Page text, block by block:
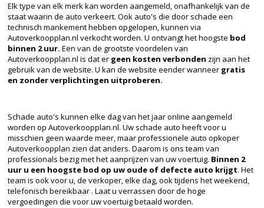
Elk type van elk merk kan worden aangemeld, onafhankelijk van de
staat waarin de auto verkeert. Ook auto's die door schade een
technisch mankement hebben opgelopen, kunnen via
Autoverkoopplan.nl verkocht worden. U ontvangt het hoogste bod
binnen 2 uur. Een van de grootste voordelen van
Autoverkoopplan.nl is dat er geen kosten verbonden zijn aan het
gebruik van de website. U kan de website eender wanneer gratis
en zonder verplichtingen uitproberen.
Schade auto's kunnen elke dag van het jaar online aangemeld
worden op Autoverkoopplan.nl. Uw schade auto heeft voor u
misschien geen waarde meer, maar professionele auto opkoper
Autoverkoopplan zien dat anders. Daarom is ons team van
professionals bezig met het aanprijzen van uw voertuig. Binnen 2
uur u een hoogste bod op uw oude of defecte auto krijgt. Het
team is ook voor u, de verkoper, elke dag, ook tijdens het weekend,
telefonisch bereikbaar . Laat u verrassen door de hoge
vergoedingen die voor uw voertuig betaald worden.